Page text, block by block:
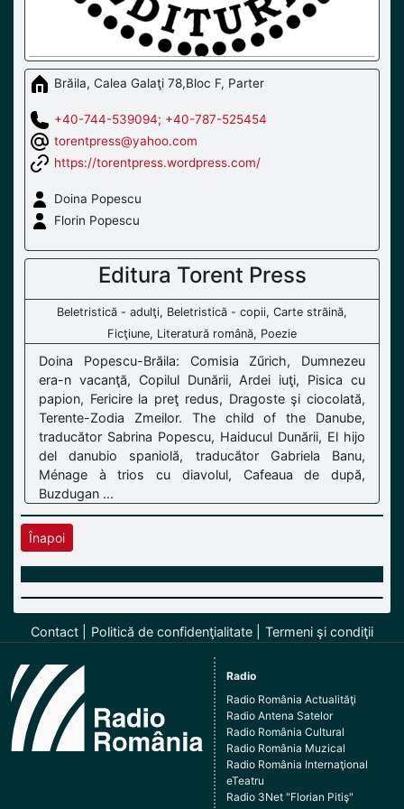
Brăila, Calea Galaţi 78,Bloc F, Parter
+40-744-539094; +40-787-525454
torentpress@yahoo.com
https://torentpress.wordpress.com/
Doina Popescu
Florin Popescu
Editura Torent Press
Beletristică - adulţi, Beletristică - copii, Carte străină,
Ficţiune, Literatură română, Poezie
Doina Popescu-Brăila: Comisia Zűrich, Dumnezeu
era-n vacanţă, Copilul Dunării, Ardei iuţi, Pisica cu
papion, Fericire la preţ redus, Dragoste şi ciocolată,
Terente-Zodia Zmeilor. The child of the Danube,
traducător Sabrina Popescu, Haiducul Dunării, El hijo
del danubio spaniolă, traducător Gabriela Banu,
Ménage à trios cu diavolul, Cafeaua de după,
Buzdugan ...
Înapoi
Contact Politică de confidenţialitate Termeni şi condiţii
Radio
Radio România Actualităţi
Radio Antena Satelor
Radio România Cultural
Radio România Muzical
Radio România Internaţional
eTeatru
Radio 3Net "Florian Pitiş"